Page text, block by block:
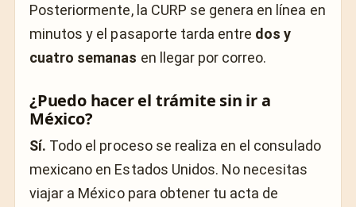
Posteriormente, la CURP se genera en línea en
minutos y el pasaporte tarda entre dos y
cuatro semanas en llegar por correo.
¿Puedo hacer el trámite sin ir a
México?
Sí. Todo el proceso se realiza en el consulado
mexicano en Estados Unidos. No necesitas
viajar a México para obtener tu acta de